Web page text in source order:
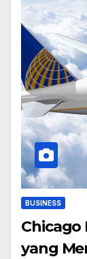
BUSINESS
Chicago
yang